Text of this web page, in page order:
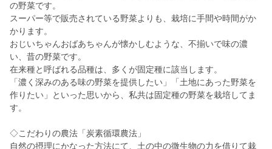
の野菜です。
スーパー等で販売されている野菜よりも、栽培に手間や時間がか
かります。
おじいちゃんおばあちゃんが懐かしむような、不揃いで味の濃
い、昔の野菜です。
在来種と呼ばれる品種は、多くが固定種に該当します。
「濃く深みのある味の野菜を提供したい」「土地にあった野菜を
作りたい」といった思いから、私共は固定種の野菜を栽培してま
す。
◇こだわりの農法「炭素循環農法」
自然の摂理にかなった方法にて、土の中の微生物の力を借りて栽